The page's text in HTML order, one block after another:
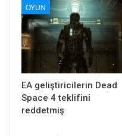
OYUN
EA geliştiricilerin Dead
Space 4 teklifini
reddetmiş